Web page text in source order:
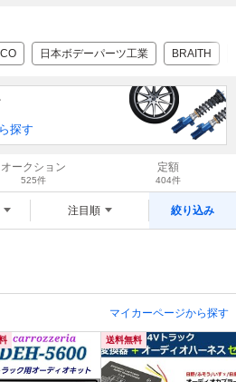
日本ボデーパーツ工業 BRAITH
探す
オークション
525件
定額
404件
注目順 絞り込み
マイカーページから探す
送料無料